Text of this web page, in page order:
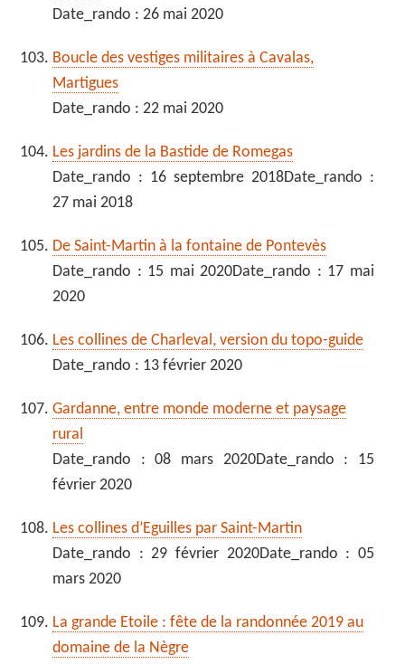
Date_rando : 26 mai 2020
Boucle des vestiges militaires à Cavalas,
Martigues
Date_rando : 22 mai 2020
Les jardins de la Bastide de Romegas
Date_rando : 16 septembre 2018Date_rando :
27 mai 2018
De Saint-Martin à la fontaine de Pontevès
Date_rando : 15 mai 2020Date_rando : 17 mai
2020
Les collines de Charleval, version du topo-guide
Date_rando : 13 février 2020
Gardanne, entre monde moderne et paysage
rural
Date_rando : 08 mars 2020Date_rando : 15
février 2020
Les collines d’Eguilles par Saint-Martin
Date_rando : 29 février 2020Date_rando : 05
mars 2020
La grande Etoile : fête de la randonnée 2019 au
domaine de la Nègre